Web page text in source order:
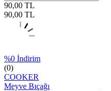
90,00 TL
90,00 TL
%0 İndirim
(0)
COOKER
Meyve Bıçağı